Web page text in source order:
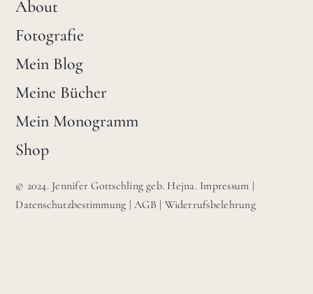
About
Fotografie
Mein Blog
Meine Bücher
Mein Monogramm
Shop
© 2024. Jennifer Gottschling geb. Hejna. Impressum |
Datenschutzbestimmung |AGB | Widerrufsbelehrung